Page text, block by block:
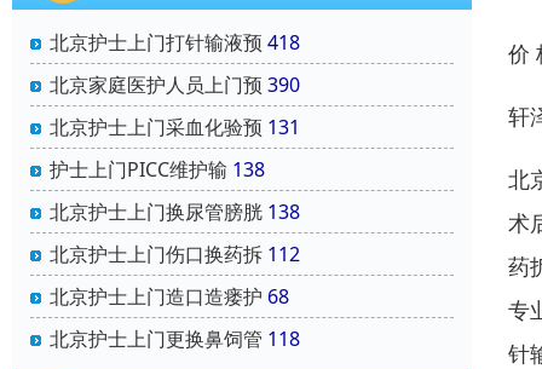
北京护士上门打针输液预 418
北京家庭医护人员上门预 390
北京护士上门采血化验预 131
护士上门PICC维护输 138
北京护士上门换尿管膀胱 138
北京护士上门伤口换药拆 112
北京护士上门造口造瘘护 68
北京护士上门更换鼻饲管 118
价
轩
北
术
药
专
针